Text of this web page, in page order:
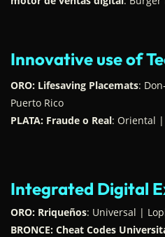
Innovative use of
ORO: Lifesaving Placemats:
Puerto Rico
PLATA: Fraude o Real: Oriental |
Integrated Digital
ORO: Rriqueños: Universal |
BRONCE: Cheat Codes